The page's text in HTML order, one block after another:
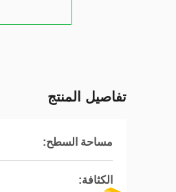
تفاصيل المنتج
مساحة السطح:
الكثافة: